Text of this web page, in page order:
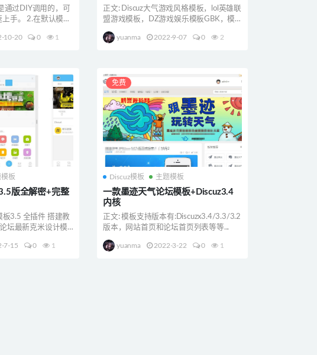
通过DIY调用的，可
手。 2.在默认模板
10-20 0 1
正文: Discuz大气游戏风格模板，lol英雄联
盟游戏模板，DZ游戏娱乐模板GBK，模
yuanma
2022-9-07 0 2
模板
版全解密+完整
板3.5 全插件 搭建教
坛最新克米设计模
7-15 0 1
免费
Discuz模板 主题模板
一款墨迹天气论坛模板+Discuz3.4
内核
正文: 模板支持版本有:Discuzx3.4/3.3/3.2
版本，网站首页和论坛首页列表等等...
yuanma 2022-3-22 0 1